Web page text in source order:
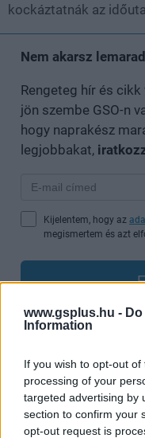
www.gsplus.hu -
Information
If you wish to opt-out
processing of your
targeted advertising by
section to confirm your
opt-out request is
kockáztatnák az
Nem akarsz
Rengeteg hír és
jön szembe GSO-n
hogy naprakész
legjobbakat,
Kijelentem, hogy az
megismertem és azt
SMASH by Meló-
hangulata – Jön a
Július végén
sorozat.